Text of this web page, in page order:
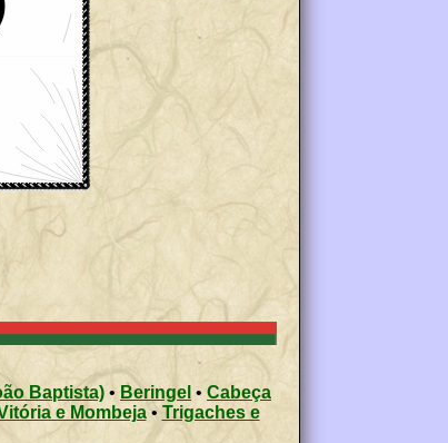
Baptista) • Beringel • Cabeça
e Mombeja•Trigaches e